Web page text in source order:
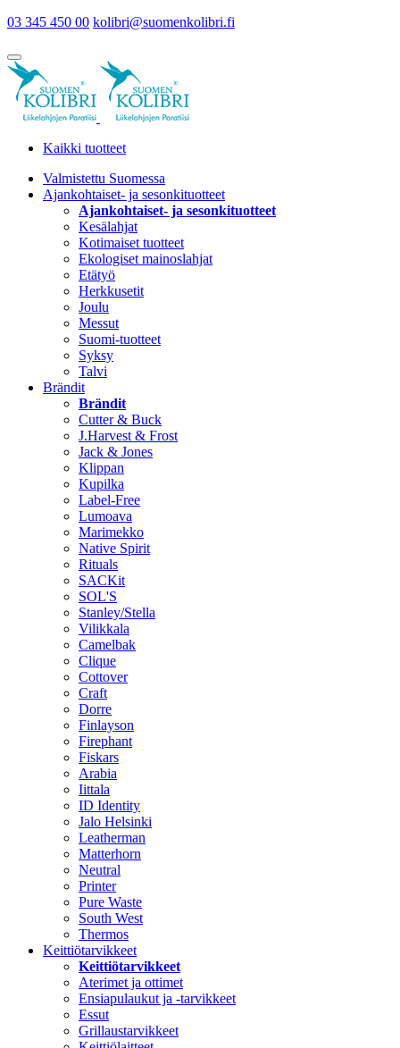
03 345 450 00 kolibri@suomenkolibri.fi
Kaikki tuotteet
Valmistettu Suomessa
Ajankohtaiset- ja sesonkituotteet
Ajankohtaiset- ja sesonkituotteet
Kesälahjat
Kotimaiset tuotteet
Ekologiset mainoslahjat
Etätyö
Herkkusetit
Joulu
Messut
Suomi-tuotteet
Syksy
Talvi
Brändit
Brändit
Cutter & Buck
J.Harvest & Frost
Jack & Jones
Klippan
Kupilka
Label-Free
Lumoava
Marimekko
Native Spirit
Rituals
SACKit
SOL'S
Stanley/Stella
Vilikkala
Camelbak
Clique
Cottover
Craft
Dorre
Finlayson
Firephant
Fiskars
Arabia
Iittala
ID Identity
Jalo Helsinki
Leatherman
Matterhorn
Neutral
Printer
Pure Waste
South West
Thermos
Keittiötarvikkeet
Keittiötarvikkeet
Aterimet ja ottimet
Ensiapulaukut ja -tarvikkeet
Essut
Grillaustarvikkeet